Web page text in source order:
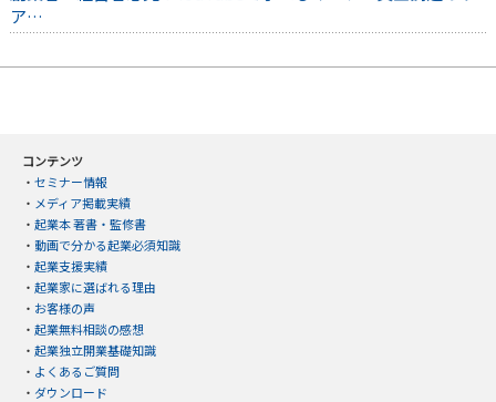
ア…
コンテンツ
・ セミナー情報
・ メディア掲載実績
・ 起業本 著書・監修書
・ 動画で分かる起業必須知識
・ 起業支援実績
・ 起業家に選ばれる理由
・ お客様の声
・ 起業無料相談の感想
・ 起業独立開業基礎知識
・ よくあるご質問
・ ダウンロード